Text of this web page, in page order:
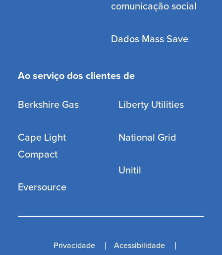
comunicação social
Dados Mass Save
Ao serviço dos clientes de
Berkshire Gas
Cape Light
Compact
Eversource
Liberty Utilities
National Grid
Unitil
Privacidade Acessibilidade